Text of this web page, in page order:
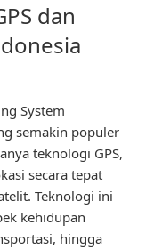
dan
System
semakin populer
teknologi GPS,
secara tepat
Teknologi ini
kehidupan
hingga